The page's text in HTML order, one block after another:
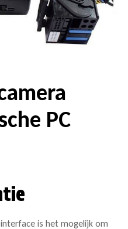
PC
is het mogelijk om